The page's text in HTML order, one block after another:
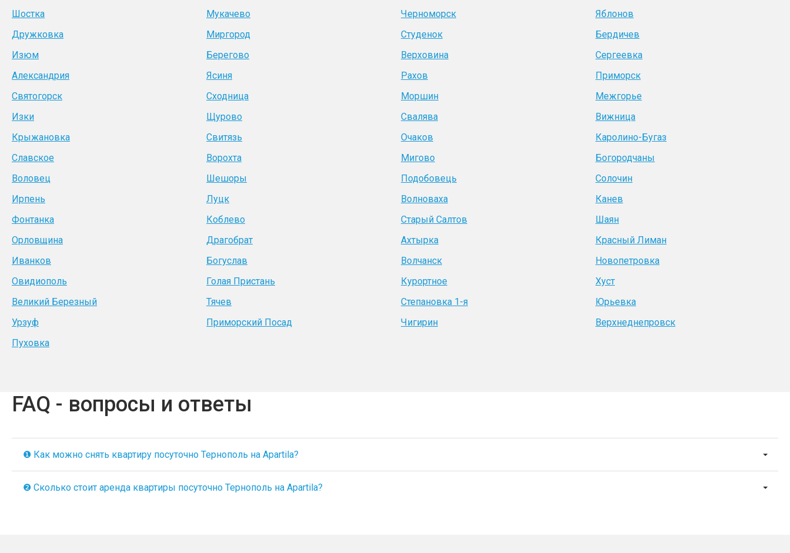
Шостка
Мукачево Черноморск
Яблонов
Дружковка
Миргород Студенок
Бердичев
Изюм
Берегово Верховина
Сергеевка
Александрия
Ясиня Рахов
Приморск
Святогорск
Сходница Моршин
Межгорье
Изки
Щурово Свалява
Вижница
Крыжановка
Свитязь Очаков
Каролино-Бугаз
Славское
Ворохта Мигово
Богородчаны
Воловец
Шешоры Подобовець
Солочин
Ирпень
Луцк Волноваха
Канев
Фонтанка
Коблево Старый Салтов
Шаян
Орловщина
Драгобрат Ахтырка
Красный Лиман
Иванков
Богуслав Волчанск
Новопетровка
Овидиополь
Голая Пристань Курортное
Хуст
Великий Березный
Тячев Степановка 1-я
Юрьевка
Урзуф
Приморский Посад Чигирин
Верхнеднепровск
Пуховка
FAQ - вопросы и ответы
❶ Как можно снять квартиру посуточно Тернополь на Apartila?
❷ Сколько стоит аренда квартиры посуточно Тернополь на Apartila?